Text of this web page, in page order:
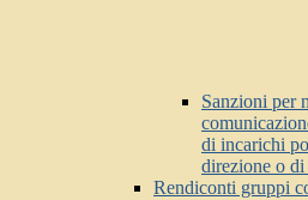
Sanzioni per
di incarichi
direzione o
Rendiconti gruppi